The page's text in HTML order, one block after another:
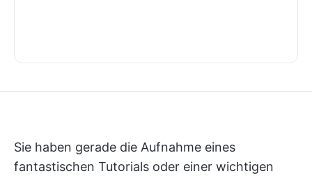
Sie haben gerade die Aufnahme eines
fantastischen Tutorials oder einer wichtigen